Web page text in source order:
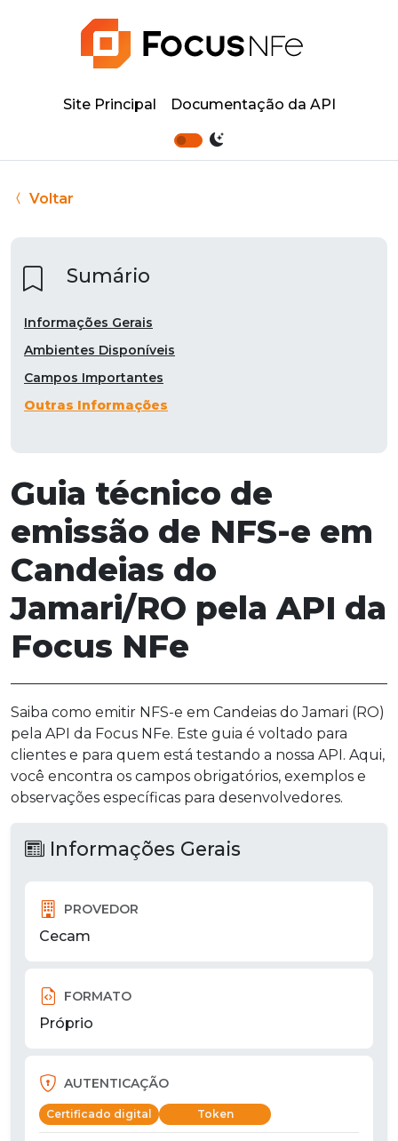
Site Principal Documentação da API
Voltar
Guia técnico de
emissão de NFS-e em
Candeias do
Jamari/RO pela API da
Focus NFe
Saiba como emitir NFS-e em Candeias do Jamari (RO)
pela API da Focus NFe. Este guia é voltado para
clientes e para quem está testando a nossa API. Aqui,
você encontra os campos obrigatórios, exemplos e
observações específicas para desenvolvedores.
Informações Gerais
PROVEDOR
Cecam
FORMATO
Próprio
AUTENTICAÇÃO
Certificado digital Token
Sumário
Informações Gerais
Ambientes Disponíveis
Campos Importantes
Outras Informações